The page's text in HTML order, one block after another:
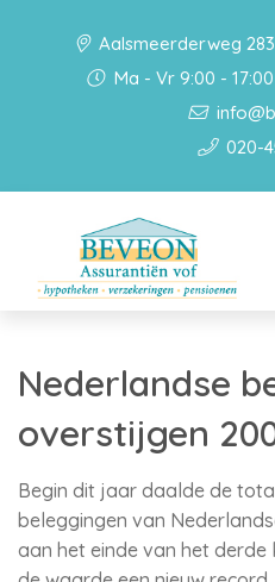
Aalsmeerderweg
Ma - Vr 9:00 -
020-
Nederlandse
overstijgen
Begin dit jaar daalde de
beleggingen van
aan het einde van het